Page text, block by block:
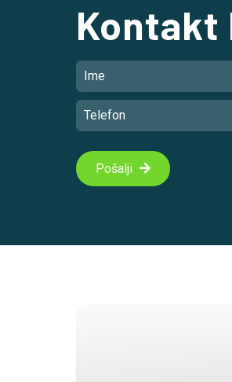
Kontakt
Pošalji